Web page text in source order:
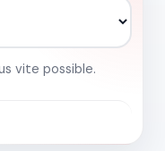
vite possible.